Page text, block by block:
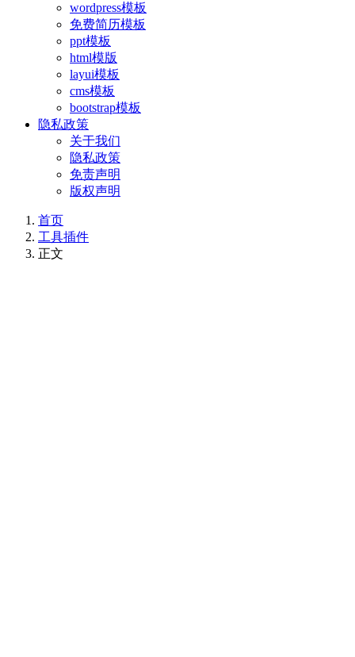
wordpress模板
免费简历模板
ppt模板
html模版
layui模板
cms模板
bootstrap模板
隐私政策
关于我们
隐私政策
免责声明
版权声明
首页
工具插件
正文